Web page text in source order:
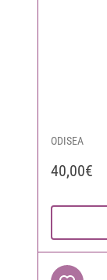
ODISEA
40,00€